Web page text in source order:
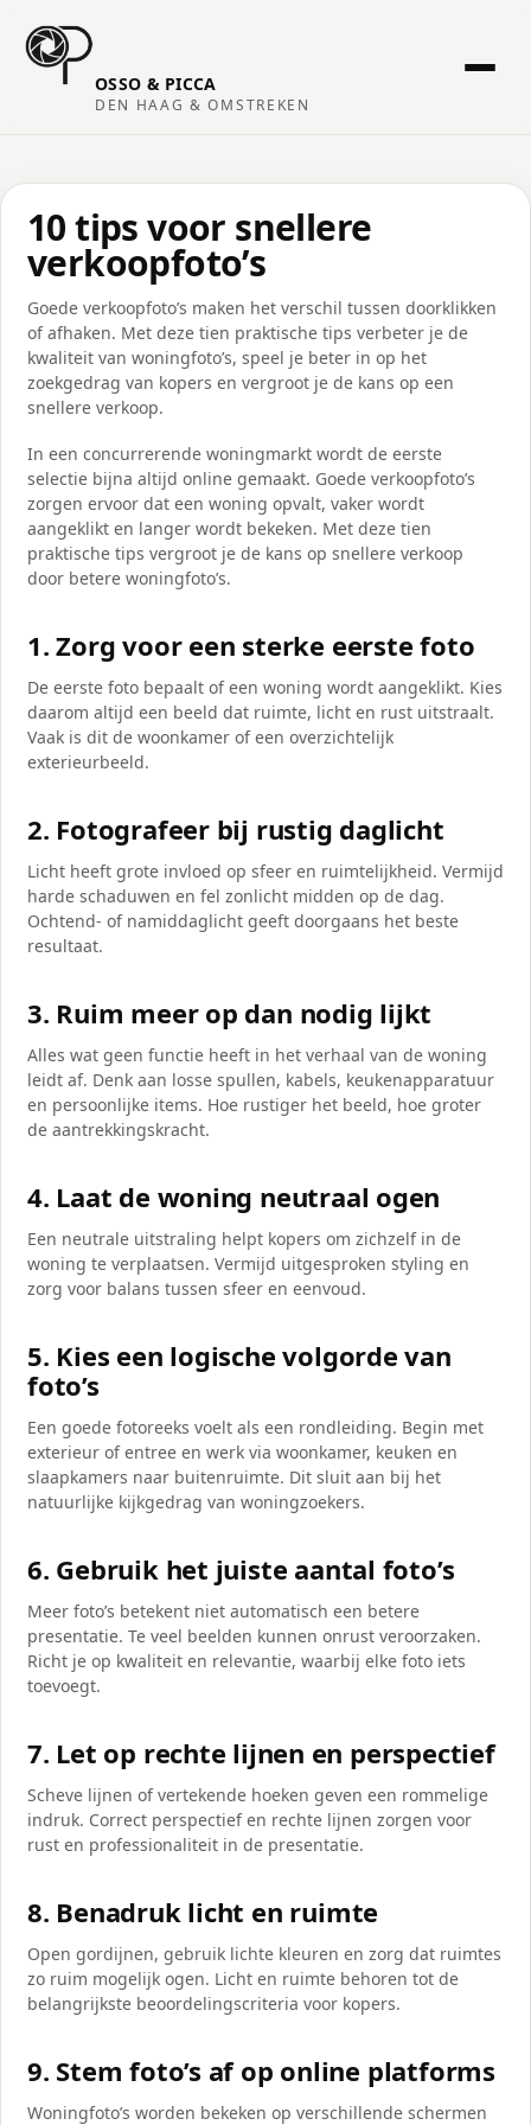
OSSO & PICCA
DEN HAAG & OMSTREKEN
10 tips voor snellere
verkoopfoto’s
Goede verkoopfoto’s maken het verschil tussen doorklikken
of afhaken. Met deze tien praktische tips verbeter je de
kwaliteit van woningfoto’s, speel je beter in op het
zoekgedrag van kopers en vergroot je de kans op een
snellere verkoop.
In een concurrerende woningmarkt wordt de eerste
selectie bijna altijd online gemaakt. Goede verkoopfoto’s
zorgen ervoor dat een woning opvalt, vaker wordt
aangeklikt en langer wordt bekeken. Met deze tien
praktische tips vergroot je de kans op snellere verkoop
door betere woningfoto’s.
1. Zorg voor een sterke eerste foto
De eerste foto bepaalt of een woning wordt aangeklikt. Kies
daarom altijd een beeld dat ruimte, licht en rust uitstraalt.
Vaak is dit de woonkamer of een overzichtelijk
exterieurbeeld.
2. Fotografeer bij rustig daglicht
Licht heeft grote invloed op sfeer en ruimtelijkheid. Vermijd
harde schaduwen en fel zonlicht midden op de dag.
Ochtend- of namiddaglicht geeft doorgaans het beste
resultaat.
3. Ruim meer op dan nodig lijkt
Alles wat geen functie heeft in het verhaal van de woning
leidt af. Denk aan losse spullen, kabels, keukenapparatuur
en persoonlijke items. Hoe rustiger het beeld, hoe groter
de aantrekkingskracht.
4. Laat de woning neutraal ogen
Een neutrale uitstraling helpt kopers om zichzelf in de
woning te verplaatsen. Vermijd uitgesproken styling en
zorg voor balans tussen sfeer en eenvoud.
5. Kies een logische volgorde van
foto’s
Een goede fotoreeks voelt als een rondleiding. Begin met
exterieur of entree en werk via woonkamer, keuken en
slaapkamers naar buitenruimte. Dit sluit aan bij het
natuurlijke kijkgedrag van woningzoekers.
6. Gebruik het juiste aantal foto’s
Meer foto’s betekent niet automatisch een betere
presentatie. Te veel beelden kunnen onrust veroorzaken.
Richt je op kwaliteit en relevantie, waarbij elke foto iets
toevoegt.
7. Let op rechte lijnen en perspectief
Scheve lijnen of vertekende hoeken geven een rommelige
indruk. Correct perspectief en rechte lijnen zorgen voor
rust en professionaliteit in de presentatie.
8. Benadruk licht en ruimte
Open gordijnen, gebruik lichte kleuren en zorg dat ruimtes
zo ruim mogelijk ogen. Licht en ruimte behoren tot de
belangrijkste beoordelingscriteria voor kopers.
9. Stem foto’s af op online platforms
Woningfoto’s worden bekeken op verschillende schermen